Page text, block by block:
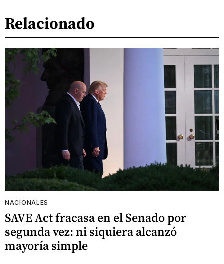
Relacionado
NACIONALES
SAVE Act fracasa en el Senado por
segunda vez: ni siquiera alcanzó
mayoría simple